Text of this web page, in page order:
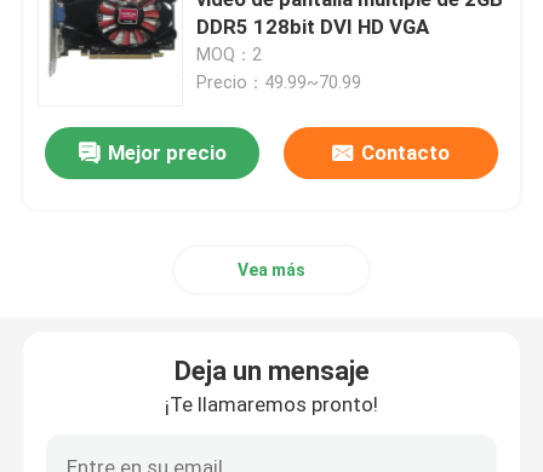
Placa base para juegos
Memoria RAM del portátil
Tarjeta gráfica MXM
DDR5 128bit DVI HD VGA
MOQ：2
Precio：49.99~70.99
Mejor precio Contacto
Vea más
Deja un mensaje
¡Te llamaremos pronto!